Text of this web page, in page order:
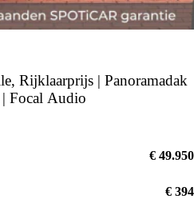
Rijklaarprijs | Panoramadak
| Focal Audio
€ 49.950
€ 394